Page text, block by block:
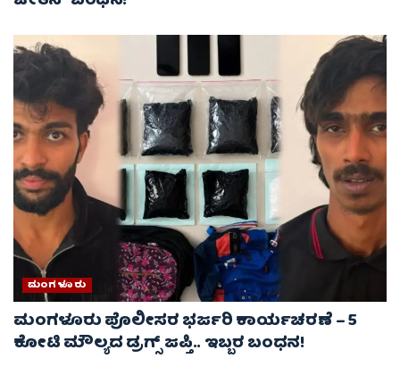
ಮಂಗಳೂರು
ಮಂಗಳೂರು ಪೊಲೀಸರ ಭರ್ಜರಿ ಕಾರ್ಯಚರಣೆ – 5
ಕೋಟಿ ಮೌಲ್ಯದ ಡ್ರಗ್ಸ್ ಜಪ್ತಿ.. ಇಬ್ಬರ ಬಂಧನ!